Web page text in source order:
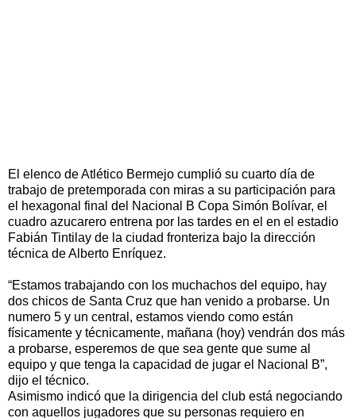
El elenco de Atlético Bermejo cumplió su cuarto día de
trabajo de pretemporada con miras a su participación para
el hexagonal final del Nacional B Copa Simón Bolívar, el
cuadro azucarero entrena por las tardes en el en el estadio
Fabián Tintilay de la ciudad fronteriza bajo la dirección
técnica de Alberto Enríquez.
“Estamos trabajando con los muchachos del equipo, hay
dos chicos de Santa Cruz que han venido a probarse. Un
numero 5 y un central, estamos viendo como están
físicamente y técnicamente, mañana (hoy) vendrán dos más
a probarse, esperemos de que sea gente que sume al
equipo y que tenga la capacidad de jugar el Nacional B”,
dijo el técnico.
Asimismo indicó que la dirigencia del club está negociando
con aquellos jugadores que su personas requiero en